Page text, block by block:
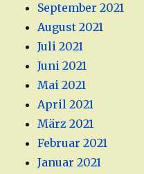
September 2021
August 2021
Juli 2021
Juni 2021
Mai 2021
April 2021
März 2021
Februar 2021
Januar 2021